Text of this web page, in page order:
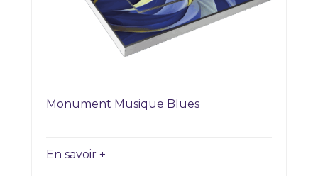
Monument Musique Blues
En savoir +